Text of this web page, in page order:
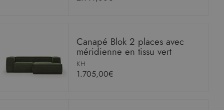
Canapé Blok 2 places avec
méridienne en tissu vert
KH
1.705,00€